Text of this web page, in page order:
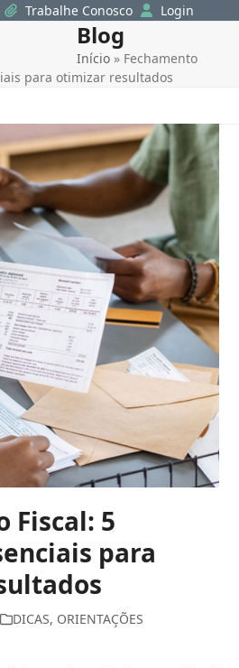
Trabalhe Conosco Login
Blog
Início » Fechamento
para otimizar resultados
Fiscal: 5
para
DICAS, ORIENTAÇÕES